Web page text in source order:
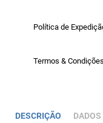
Política de
Termos & Condições
DESCRIÇÃO